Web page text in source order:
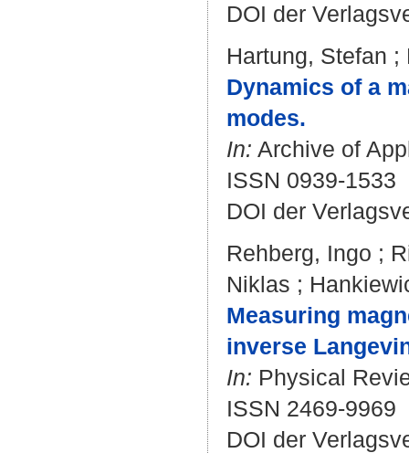
DOI der
Hartung, Stefan ;
Dynamics of a
modes.
In: Archive of
ISSN 0939-1533
DOI der
Rehberg, Ingo ;
Niklas ;
Measuring
inverse
In: Physical
ISSN 2469-9969
DOI der